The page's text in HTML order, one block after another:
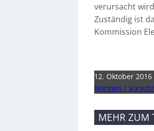
verursacht
Zuständig ist
Kommission
12. Oktober 2016
Normen /
MEHR ZUM